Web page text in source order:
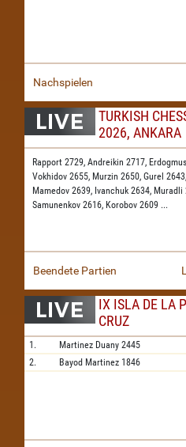
Nachspielen
TURKISH
2026, ANKARA
Rapport 2729, Andreikin 2717,
Vokhidov 2655, Murzin 2650, Gurel 2643,
Mamedov 2639, Ivanchuk 2634, Muradli
Samunenkov 2616, Korobov 2609 ...
Beendete Partien
IX ISLA DE LA
CRUZ
1. Martinez Duany 2445
2.
Bayod Martinez 1846